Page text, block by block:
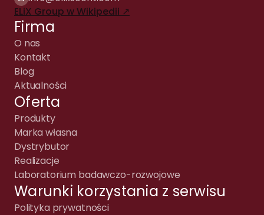
ELiX Group w Wikipedii ↗
Firma
O nas
Kontakt
Blog
Aktualności
Oferta
Produkty
Marka własna
Dystrybutor
Realizacje
Laboratorium badawczo-rozwojowe
Warunki korzystania z serwisu
Polityka prywatności